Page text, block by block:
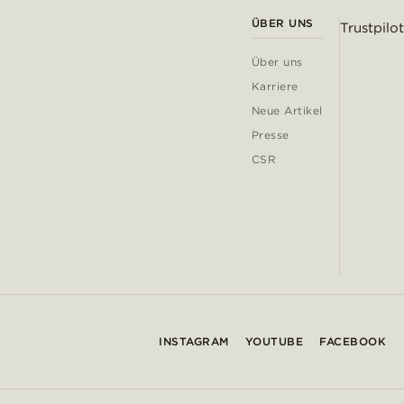
ÜBER UNS
Über uns
Karriere
Neue Artikel
Presse
CSR
Trustpilot
INSTAGRAM YOUTUBE FACEBOOK